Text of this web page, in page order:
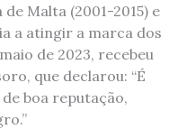
Malta (2001-2015) e
a atingir a marca dos
de 2023, recebeu
que declarou: “É
boa reputação,